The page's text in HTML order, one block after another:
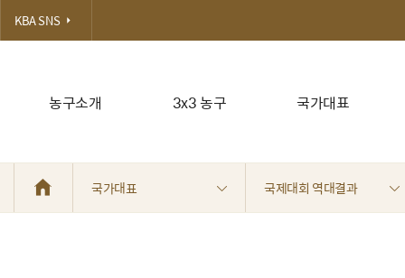
농구소개 3x3 농구 국가대표
KBA SNS
국가대표 국제대회 역대결과